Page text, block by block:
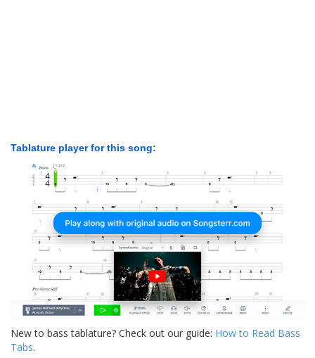
Tablature player for this song:
New to bass tablature? Check out our guide: How to Read Bass
Tabs.